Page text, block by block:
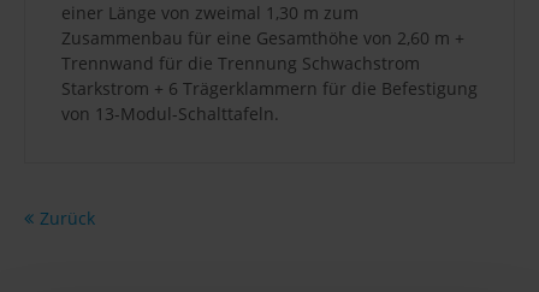
einer Länge von zweimal 1,30 m zum
Zusammenbau für eine Gesamthöhe von 2,60 m +
Trennwand für die Trennung Schwachstrom
Starkstrom + 6 Trägerklammern für die Befestigung
von 13-Modul-Schalttafeln.
Zurück